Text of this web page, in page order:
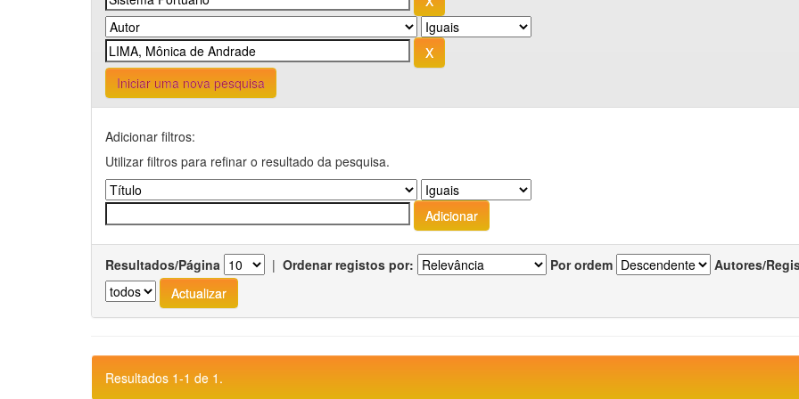
Iniciar uma nova pesquisa
Adicionar filtros:
Utilizar filtros para refinar o resultado da pesquisa.
Resultados/Página | Ordenar registos por: Por ordem Autores/
Resultados 1-1 de 1.